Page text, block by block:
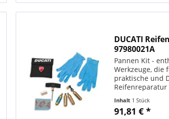
DUCATI
97980021A
Pannen Kit -
Werkzeuge, die
praktische und
Set darf auf
die Luftflaschen
Inhalt 1 Stück
91,81 € *